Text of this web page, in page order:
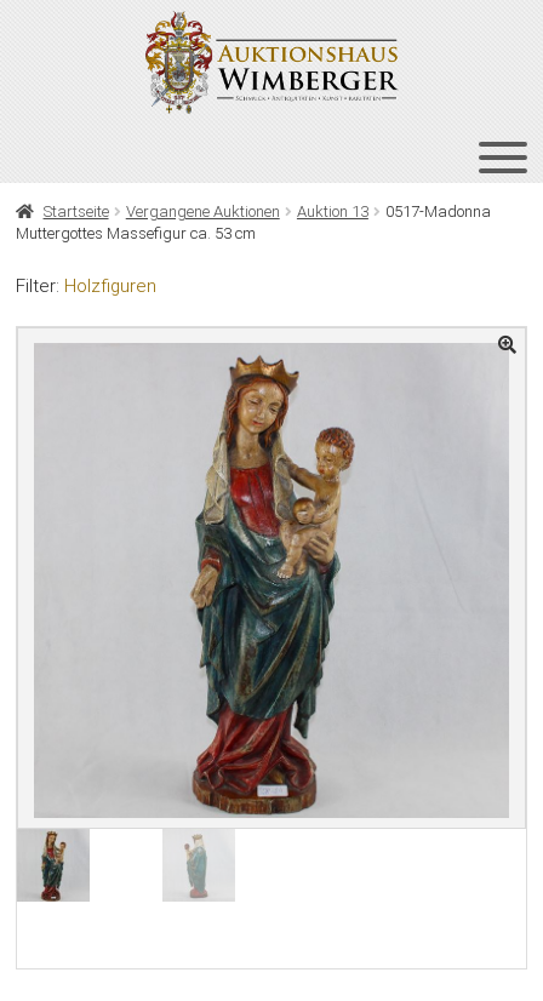
HOME
VERGANGENE AUKTIONEN
Startseite Vergangene Auktionen Auktion 13
0517-Madonna
Muttergottes Massefigur ca. 53 cm
Filter: Holzfiguren